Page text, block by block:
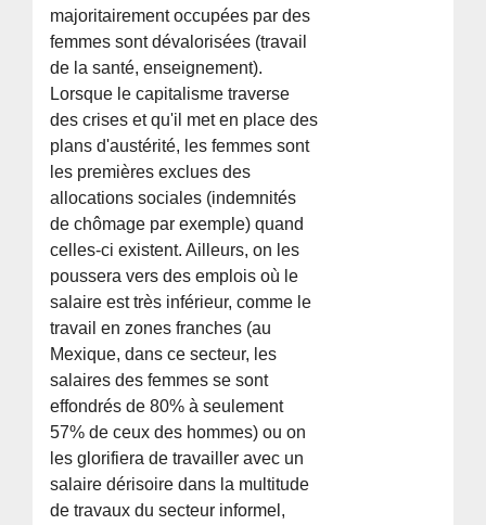
majoritairement occupées par des
femmes sont dévalorisées (travail
de la santé, enseignement).
Lorsque le capitalisme traverse
des crises et qu'il met en place des
plans d'austérité, les femmes sont
les premières exclues des
allocations sociales (indemnités
de chômage par exemple) quand
celles-ci existent. Ailleurs, on les
poussera vers des emplois où le
salaire est très inférieur, comme le
travail en zones franches (au
Mexique, dans ce secteur, les
salaires des femmes se sont
effondrés de 80% à seulement
57% de ceux des hommes) ou on
les glorifiera de travailler avec un
salaire dérisoire dans la multitude
de travaux du secteur informel,